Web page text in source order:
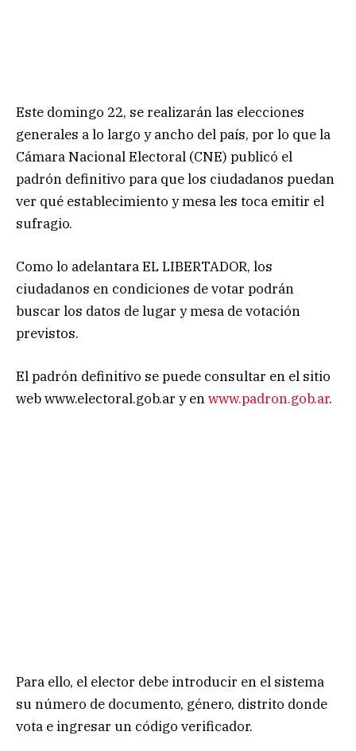
Este domingo 22, se realizarán las elecciones
generales a lo largo y ancho del país, por lo que la
Cámara Nacional Electoral (CNE) publicó el
padrón definitivo para que los ciudadanos puedan
ver qué establecimiento y mesa les toca emitir el
sufragio.
Como lo adelantara EL LIBERTADOR, los
ciudadanos en condiciones de votar podrán
buscar los datos de lugar y mesa de votación
previstos.
El padrón definitivo se puede consultar en el sitio
web www.electoral.gob.ar y enwww.padron.gob.ar.
Para ello, el elector debe introducir en el sistema
su número de documento, género, distrito donde
vota e ingresar un código verificador.